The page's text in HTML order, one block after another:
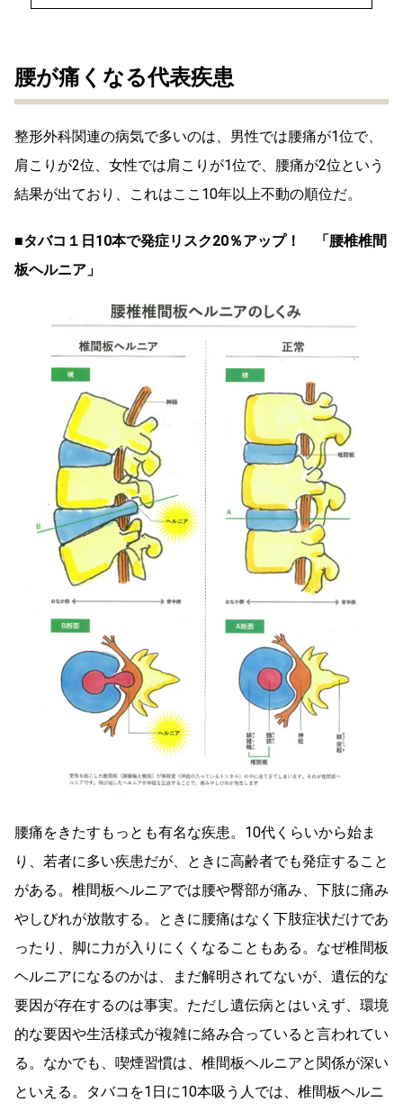
腰が痛くなる代表疾患
整形外科関連の病気で多いのは、男性では腰痛が1位で、
肩こりが2位、女性では肩こりが1位で、腰痛が2位という
結果が出ており、これはここ10年以上不動の順位だ。
■タバコ１日10本で発症リスク20％アップ！ 「腰椎椎間
板ヘルニア」
腰痛をきたすもっとも有名な疾患。10代くらいから始ま
り、若者に多い疾患だが、ときに高齢者でも発症すること
がある。椎間板ヘルニアでは腰や臀部が痛み、下肢に痛み
やしびれが放散する。ときに腰痛はなく下肢症状だけであ
ったり、脚に力が入りにくくなることもある。なぜ椎間板
ヘルニアになるのかは、まだ解明されてないが、遺伝的な
要因が存在するのは事実。ただし遺伝病とはいえず、環境
的な要因や生活様式が複雑に絡み合っていると言われてい
る。なかでも、喫煙習慣は、椎間板ヘルニアと関係が深い
といえる。タバコを1日に10本吸う人では、椎間板ヘルニ